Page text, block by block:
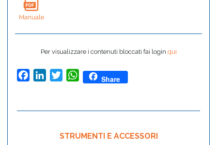
Manuale
Per visualizzare i contenuti bloccati fai login qui
FacebookLinkedInTwitterWhatsApp
Share
STRUMENTI E ACCESSORI